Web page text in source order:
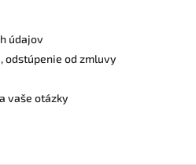
údajov
odstúpenie od zmluvy
vaše otázky